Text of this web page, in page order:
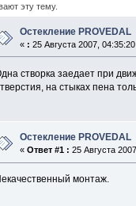
эту тему.
Остекление PRОVЕDАL
« : 25 Августа 2007,
створка заедает при
на стыках пена
Остекление PRОVЕDАL
« Ответ #1 : 25 Августа
монтаж.